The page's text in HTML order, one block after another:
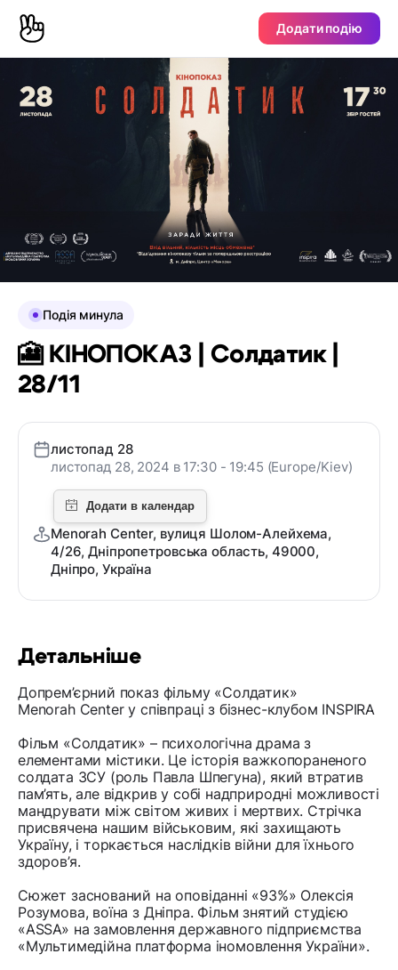
Додати подію
Детальніше
Допрем’єрний показ фільму «Солдатик»
Menorah Center у співпраці з бізнес-клубом INSPIRA
Фільм «Солдатик» – психологічна драма з
елементами містики. Це історія важкопораненого
солдата ЗСУ (роль Павла Шпегуна), який втратив
пам’ять, але відкрив у собі надприродні можливості
мандрувати між світом живих і мертвих. Стрічка
присвячена нашим військовим, які захищають
Україну, і торкається наслідків війни для їхнього
здоров’я.
Сюжет заснований на оповіданні «93%» Олексія
Розумова, воїна з Дніпра. Фільм знятий студією
«ASSA» на замовлення державного підприємства
«Мультимедійна платформа іномовлення України».
Подія минула
🎦 КІНОПОКАЗ | Солдатик |
28/11
листопад 28
листопад 28, 2024 в 17:30 - 19:45 (Europe/Kiev)
Menorah Center, вулиця Шолом-Алейхема,
4/26, Дніпропетровська область, 49000,
Дніпро, Україна